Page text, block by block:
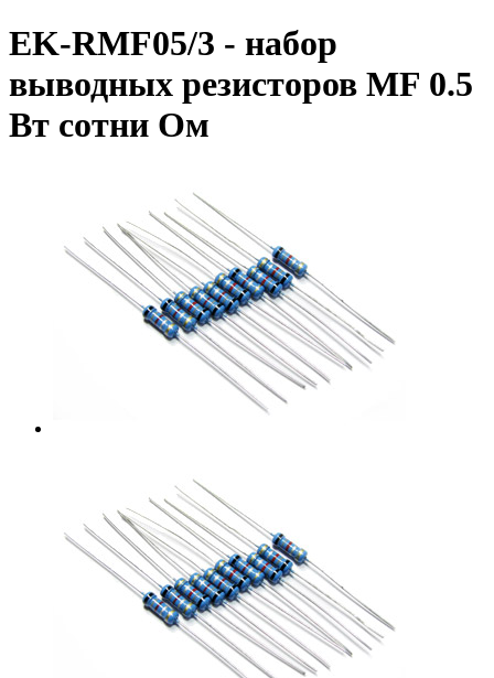
EK-RMF05/3 - набор
выводных резисторов MF 0.5
Вт сотни Ом